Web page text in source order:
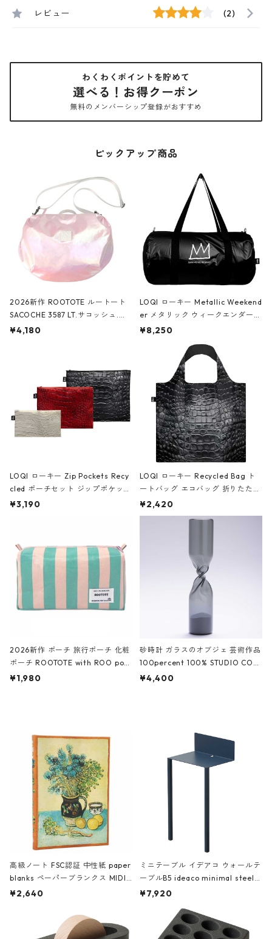
レビュー (2)
わくわくポイントを貯めて
選べる！お得クーポン
無料のメンバーシップ登録がおすすめ
ピックアップ商品
2026新作 ROOTOTE ルートート
SACOCHE 3587 LT.サコッシュ.ル
ミエ-B ショルダーバッグ グロスピ
¥4,180
LOQI ローキー Metallic Weekend
er メタリック ウィークエンダー
ボストンバッグ ショルダーバッグ
Black ジャン=ミッシェル・バスキ
ア/クラウン ブラック
¥8,250
LOQI ローキー Zip Pockets Recy
cled ポーチセット ジップポケット
ファスナーポーチ 撥水加工 トラベ
ーガンディー、オフホワイト
¥3,190
LOQI ローキー Recycled Bag ト
ートバッグ エコバッグ 折りたたみ
大きめ 撥水加工 収納ポーチ CRO
CODILE/Black クロコダイル/ブラ
¥2,420
2026新作 ポーチ 旅行ポーチ 化粧
ポーチ ROOTOTE with ROO pou
ch 3532 ルートート WR.ポーチ.ラ
¥1,980
砂時計 ガラスのオブジェ 芸術作品
100percent 100% STUDIO COH
AKU Timeless 100パーセント ス
¥4,400
高級ノート FSC認証 中性紙 paper
blanks ペーパーブランクス MIDI
ハードカバー 罫線 ヴァン・ゴッホ
¥2,640
ミニテーブル イデアコ ウォールテ
ーブルB5 ideaco minimal steel f
urniture WALL Table B5 ネイビー
¥7,920